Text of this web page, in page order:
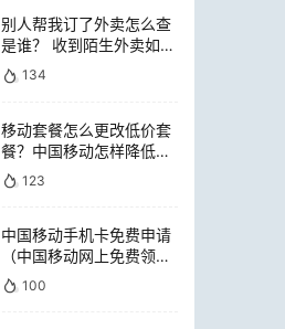
别人帮我订了外卖怎么查
是谁？ 收到陌生外卖如何
查询是谁点的
134
移动套餐怎么更改低价套
餐？中国移动怎样降低套
餐费用
123
中国移动手机卡免费申请
（中国移动网上免费领电
话卡）
100